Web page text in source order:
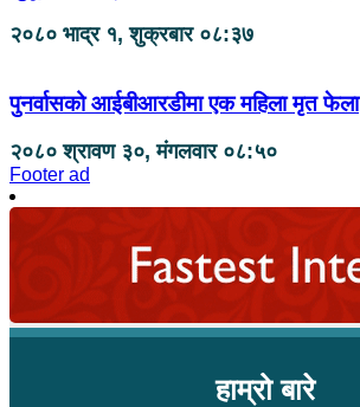
२०८० भाद्र १, शुक्रबार ०८:३७
पुनर्वासको आईबीआरडीमा एक महिला मृत फेला
२०८० श्रावण ३०, मंगलवार ०८:५०
Footer ad
हाम्रो बारे